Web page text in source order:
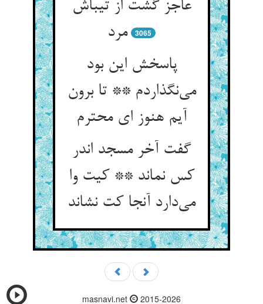
عاجز گشت از تیباش
مرد
3065
پاسخش این بود
می‌نگذاردم ** تا برون
آیم هنوز ای محترم
گفت آخر مسجد اندر
کس نماند ** کیت وا
می‌دارد آنجا کت نشاند
masnavi.net 2015-2026